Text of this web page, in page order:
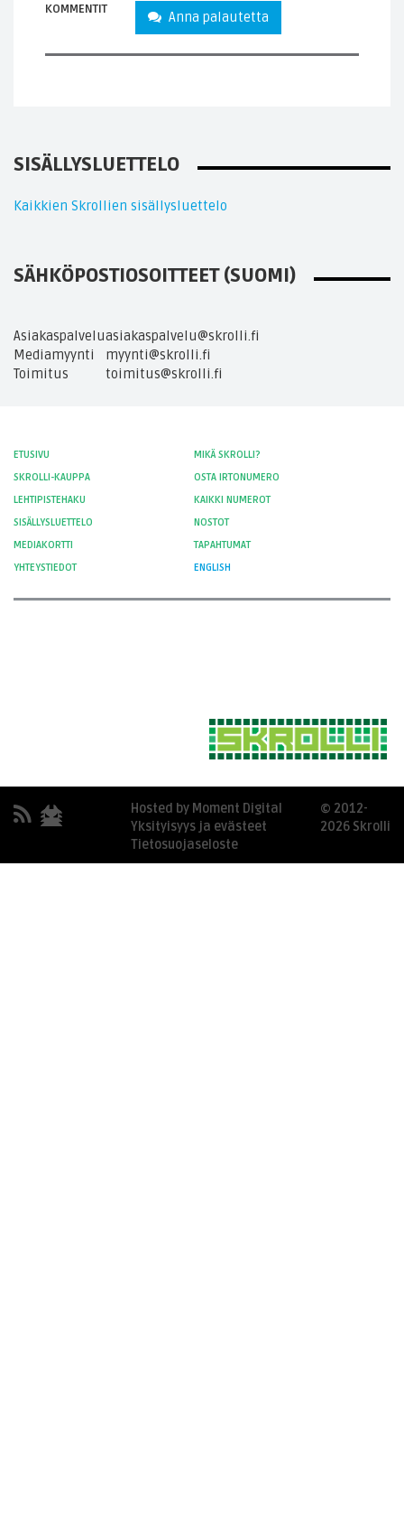
KOMMENTIT Anna palautetta
SISÄLLYSLUETTELO
Kaikkien Skrollien sisällysluettelo
SÄHKÖPOSTIOSOITTEET (SUOMI)
Asiakaspalveluasiakaspalvelu@skrolli.fi
Mediamyynti
myynti@skrolli.fi
Toimitus
toimitus@skrolli.fi
ETUSIVU
MIKÄ SKROLLI?
SKROLLI-KAUPPA
OSTA IRTONUMERO
LEHTIPISTEHAKU
KAIKKI NUMEROT
SISÄLLYSLUETTELO
NOSTOT
MEDIAKORTTI
TAPAHTUMAT
YHTEYSTIEDOT
ENGLISH
Hosted by Moment Digital
Yksityisyys ja evästeet
Tietosuojaseloste
© 2012-
2026 Skrolli